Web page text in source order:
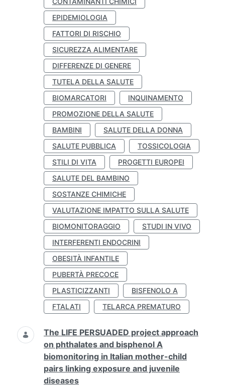
EPIDEMIOLOGIA
FATTORI DI RISCHIO
SICUREZZA ALIMENTARE
DIFFERENZE DI GENERE
TUTELA DELLA SALUTE
BIOMARCATORI
INQUINAMENTO
PROMOZIONE DELLA SALUTE
BAMBINI
SALUTE DELLA DONNA
SALUTE PUBBLICA
TOSSICOLOGIA
STILI DI VITA
PROGETTI EUROPEI
SALUTE DEL BAMBINO
SOSTANZE CHIMICHE
VALUTAZIONE IMPATTO SULLA SALUTE
BIOMONITORAGGIO
STUDI IN VIVO
INTERFERENTI ENDOCRINI
OBESITÀ INFANTILE
PUBERTÀ PRECOCE
PLASTICIZZANTI
BISFENOLO A
FTALATI
TELARCA PREMATURO
The LIFE PERSUADED project approach
on phthalates and bisphenol A
biomonitoring in Italian mother-child
pairs linking exposure and juvenile
diseases